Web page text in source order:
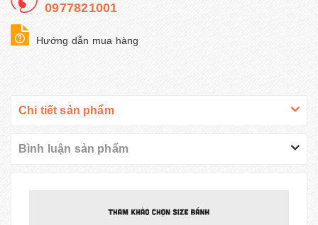
0977821001
Hướng dẫn mua hàng
Chi tiết sản phẩm
Bình luận sản phẩm